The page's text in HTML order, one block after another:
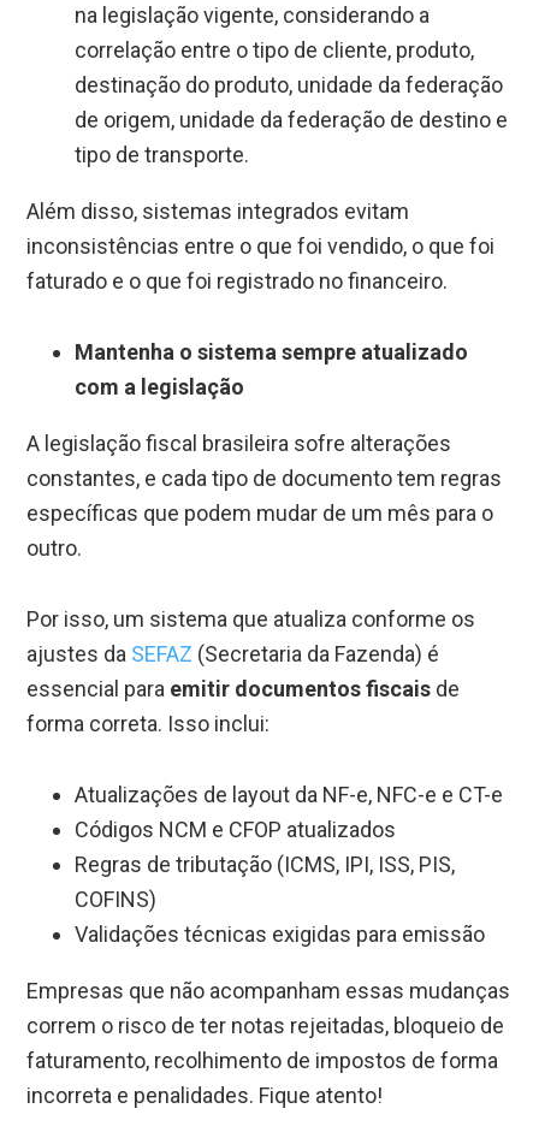
na legislação vigente, considerando a
correlação entre o tipo de cliente, produto,
destinação do produto, unidade da federação
de origem, unidade da federação de destino e
tipo de transporte.
Além disso, sistemas integrados evitam
inconsistências entre o que foi vendido, o que foi
faturado e o que foi registrado no financeiro.
Mantenha o sistema sempre atualizado
com a legislação
A legislação fiscal brasileira sofre alterações
constantes, e cada tipo de documento tem regras
específicas que podem mudar de um mês para o
outro.
Por isso, um sistema que atualiza conforme os
ajustes da SEFAZ (Secretaria da Fazenda) é
essencial para emitir documentos fiscais de
forma correta. Isso inclui:
Atualizações de layout da NF-e, NFC-e e CT-e
Códigos NCM e CFOP atualizados
Regras de tributação (ICMS, IPI, ISS, PIS,
COFINS)
Validações técnicas exigidas para emissão
Empresas que não acompanham essas mudanças
correm o risco de ter notas rejeitadas, bloqueio de
faturamento, recolhimento de impostos de forma
incorreta e penalidades. Fique atento!